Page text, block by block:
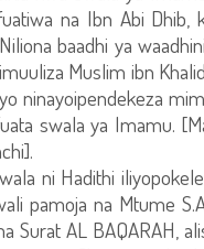
na Ibn Abi Dhib,
baadhi ya
Muslim ibn
ninayoipendekeza
swala ya Imamu.
ni Hadithi
pamoja na Mtume
Surat AL BAQARAH,